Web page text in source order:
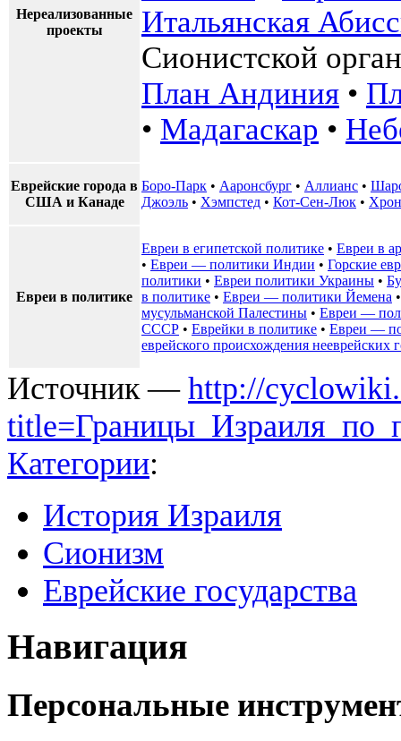
Нереализованные
проекты
Итальянская
Сионистской
План Андиния •
• Мадагаскар •
Еврейские города в
США и Канаде
Боро-Парк • Ааронсбург • Аллианс •
Джоэль • Хэмпстед • Кот-Сен-Люк •
Евреи в политике
Евреи в египетской политике • Евреи в
• Евреи — политики Индии • Горские
политики • Евреи политики Украины •
в политике • Евреи — политики Йемена
мусульманской Палестины • Евреи —
СССР • Еврейки в политике • Евреи —
еврейского происхождения нееврейских
Источник — http://
Категории:
История Израиля
Сионизм
Еврейские государства
Навигация
Персональные